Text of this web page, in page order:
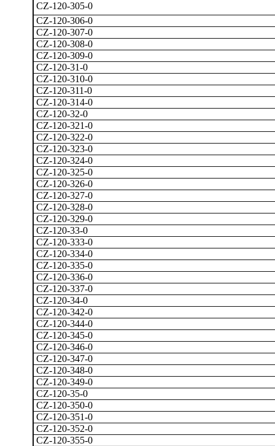
CZ-120-305-0
CZ-120-306-0
CZ-120-307-0
CZ-120-308-0
CZ-120-309-0
CZ-120-31-0
CZ-120-310-0
CZ-120-311-0
CZ-120-314-0
CZ-120-32-0
CZ-120-321-0
CZ-120-322-0
CZ-120-323-0
CZ-120-324-0
CZ-120-325-0
CZ-120-326-0
CZ-120-327-0
CZ-120-328-0
CZ-120-329-0
CZ-120-33-0
CZ-120-333-0
CZ-120-334-0
CZ-120-335-0
CZ-120-336-0
CZ-120-337-0
CZ-120-34-0
CZ-120-342-0
CZ-120-344-0
CZ-120-345-0
CZ-120-346-0
CZ-120-347-0
CZ-120-348-0
CZ-120-349-0
CZ-120-35-0
CZ-120-350-0
CZ-120-351-0
CZ-120-352-0
CZ-120-355-0